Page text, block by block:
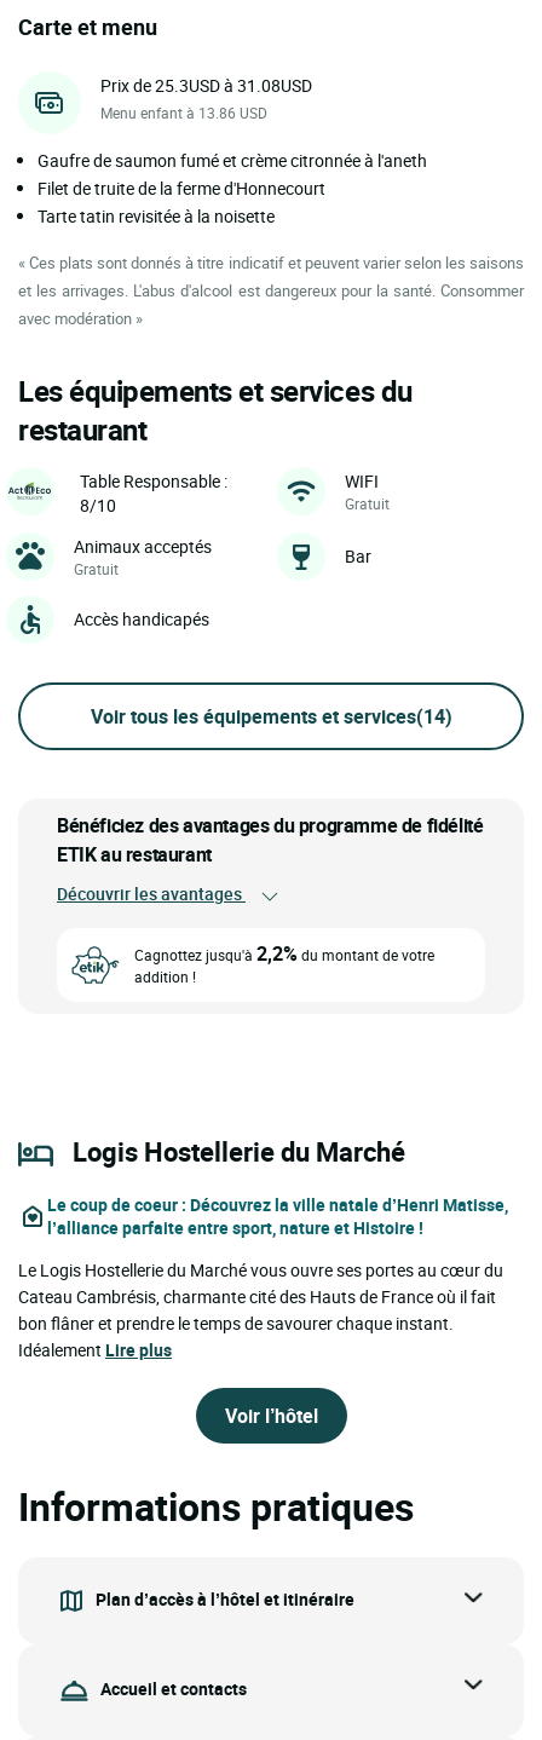
Carte et menu
Prix de 25.3USD à 31.08USD
Menu enfant à 13.86 USD
Gaufre de saumon fumé et crème citronnée à l'aneth
Filet de truite de la ferme d'Honnecourt
Tarte tatin revisitée à la noisette
« Ces plats sont donnés à titre indicatif et peuvent varier selon les saisons
et les arrivages. L'abus d'alcool est dangereux pour la santé. Consommer
avec modération »
Les équipements et services du
restaurant
Table Responsable :
8/10
WIFI
Gratuit
Animaux acceptés
Gratuit
Bar
Accès handicapés
Voir tous les équipements et services(14)
Bénéficiez des avantages du programme de fidélité
ETIK au restaurant
Découvrir les avantages
Cagnottez jusqu'à 2,2%du montant de votre
addition !
Logis Hostellerie du Marché
Le coup de coeur : Découvrez la ville natale d’Henri Matisse,
l’alliance parfaite entre sport, nature et Histoire !
Le Logis Hostellerie du Marché vous ouvre ses portes au cœur du
Cateau Cambrésis, charmante cité des Hauts de France où il fait
bon flâner et prendre le temps de savourer chaque instant.
Idéalement Lire plus
Voir l’hôtel
Informations pratiques
Plan d’accès à l’hôtel et itinéraire
Accueil et contacts